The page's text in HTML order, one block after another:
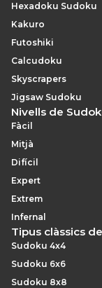
Hexadoku Sudoku
Kakuro
Futoshiki
Calcudoku
Skyscrapers
Jigsaw Sudoku
Nivells de
Fàcil
Mitjà
Difícil
Expert
Extrem
Infernal
Tipus clàssics
Sudoku 4x4
Sudoku 6x6
Sudoku 8x8